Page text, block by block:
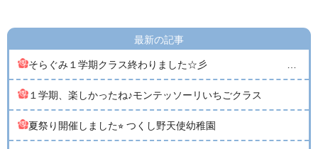
最新の記事
そらぐみ１学期クラス終わりました☆彡 （親子教室１歳児クラス そらぐみ）
１学期、楽しかったね♪モンテッソーリいちごクラス
夏祭り開催しました⭐︎ つくし野天使幼稚園